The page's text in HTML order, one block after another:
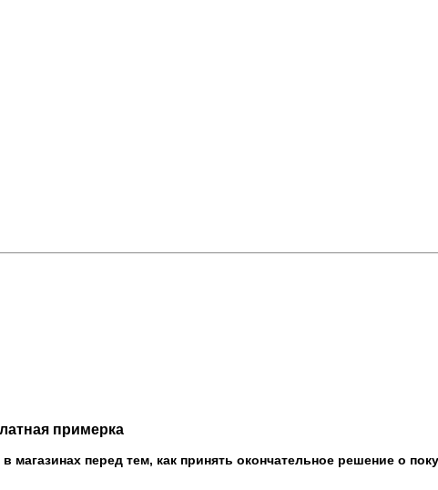
примерка
перед тем, как принять окончательное решение о